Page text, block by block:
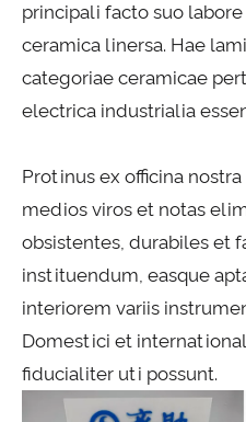
principali facto suo
ceramica linersa. Hae
categoriae ceramicae
electrica industrialia
Protinus ex officina
medios viros et notas
obsistentes, durabiles et
instituendum, easque
interiorem variis
Domestici et
fiducialiter uti possunt.